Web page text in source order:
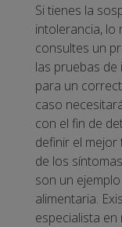
Si tienes la
intolerancia, lo
consultes un
las pruebas
para un
caso
con el fin de
definir el
de los
son un
alimentaria.
especialista